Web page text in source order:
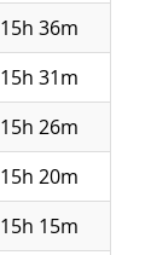
15h 36m
15h 31m
15h 26m
15h 20m
15h 15m